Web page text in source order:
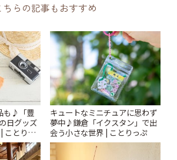
ちらの記事もおすすめ
も♪「豊
日グッズ
ことりっ
キュートなミニチュアに思わず
夢中♪鎌倉「イクスタン」で出
会う小さな世界 | ことりっぷ